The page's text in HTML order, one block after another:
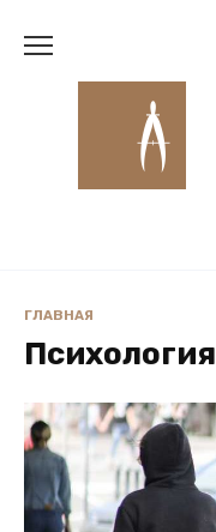
ГЛАВНАЯ
Психология